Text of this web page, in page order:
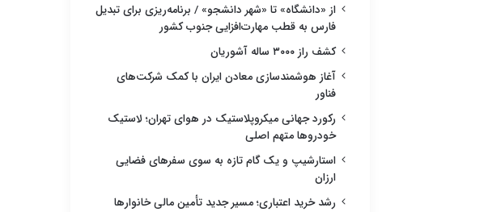
از «دانشگاه» تا «شهر دانشجو» / برنامه‌ریزی برای تبدیل
فارس به قطب مهارت‌افزایی جنوب کشور
کشف راز ۳۰۰۰ ساله آشوریان
آغاز هوشمندسازی معادن ایران با کمک شرکت‌های
فناور
رکورد جهانی میکروپلاستیک در هوای تهران؛ لاستیک
خودروها متهم اصلی
استارشیپ و یک گام تازه به سوی سفرهای فضایی
ارزان
رشد خرید اعتباری؛ مسیر جدید تأمین مالی خانوارها